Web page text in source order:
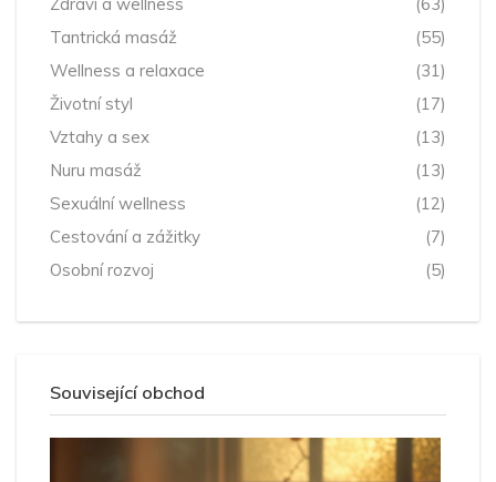
Zdraví a wellness
(63)
Tantrická masáž
(55)
Wellness a relaxace
(31)
Životní styl
(17)
Vztahy a sex
(13)
Nuru masáž
(13)
Sexuální wellness
(12)
Cestování a zážitky
(7)
Osobní rozvoj
(5)
Související obchod